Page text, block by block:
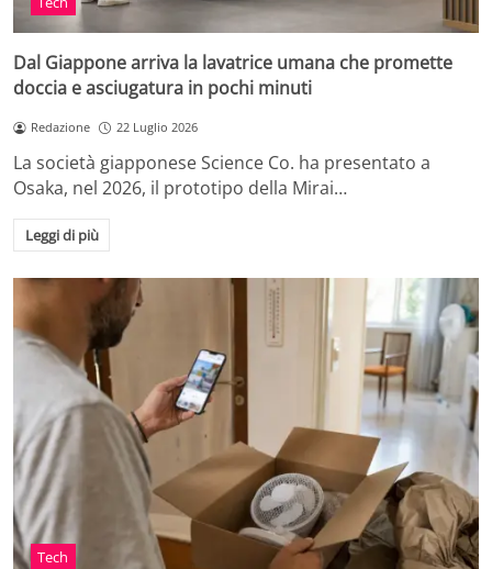
Dal Giappone arriva la lavatrice umana che promette
doccia e asciugatura in pochi minuti
Redazione 22 Luglio 2026
La società giapponese Science Co. ha presentato a
Osaka, nel 2026, il prototipo della Mirai…
Leggi di più
Tech